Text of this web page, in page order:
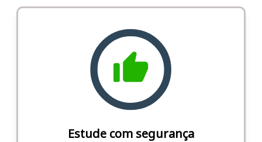
Estude com segurança